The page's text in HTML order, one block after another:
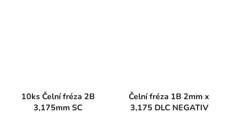
10ks Čelní fréza 2B
3,175mm SC
Čelní fréza 1B 2mm x
3,175 DLC NEGATIV